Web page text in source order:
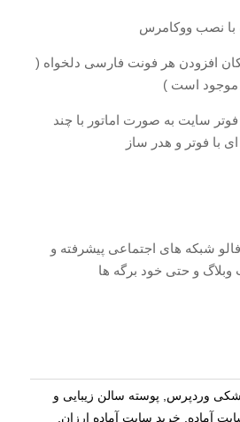
با نصب ووکامرس
افزودن هر فونت فارسی دلخواه (
موجود است )
سایت به صورت اماتور با چند
با فوتر و هدر ساز
شبکه های اجتماعی پیشرفته و
وبلاگ و حتی خود برگه ها
وردپرس
پوسته سالن زیبایی و
آماده خرید سایت آماده ارزان